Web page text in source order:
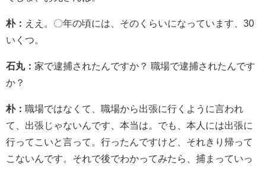
朴： ええ。〇年の頃には、そのくらいになっています、30
いくつ。
石丸： 家で逮捕されたんですか？ 職場で逮捕されたんです
か？
朴： 職場ではなくて、職場から出張に行くように言われ
て、出張じゃないんです、本当は。でも、本人には出張に
行ってこいと言って。行ったんですけど、それきり帰って
こないんです。それで後でわかってみたら、捕まっていっ